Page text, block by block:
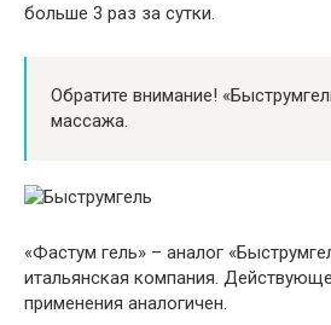
больше 3 раз за сутки.
Обратите внимание!
массажа.
«Фастум гель» – аналог
итальянская компания.
применения аналогичен.